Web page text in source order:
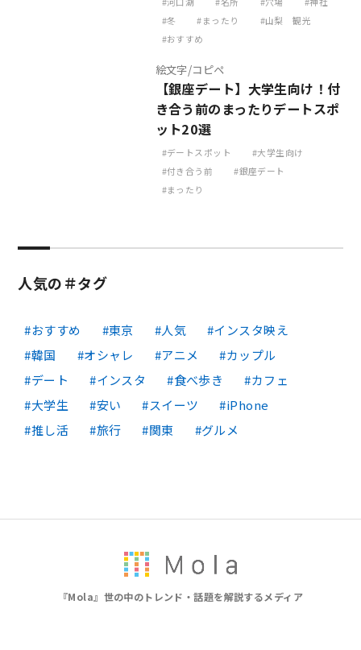
冬
まったり
山梨 観光
おすすめ
絵文字/コピペ
【銀座デート】大学生向け！付
き合う前のまったりデートスポ
ット20選
デートスポット
大学生向け
付き合う前
銀座デート
まったり
人気の＃タグ
おすすめ 東京 人気
インスタ映え
韓国
オシャレ アニメ
カップル
デート
インスタ 食べ歩き
カフェ
大学生
安い スイーツ
iPhone
推し活
旅行 関東 グルメ
『Mola』世の中のトレンド・話題を解説するメディア